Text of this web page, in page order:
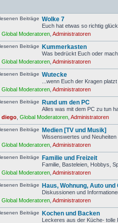
Wolke 7
Euch hat etwas so richtig
Global Moderatoren ,Administratoren
Kummerkasten
Was bedrückt Euch oder
Global Moderatoren ,Administratoren
Wutecke
...wenn Euch der Kragen platzt
Global Moderatoren ,Administratoren
Rund um den PC
Alles was mit dem PC zu tun
diego ,Global Moderatoren ,Administratoren
Medien [TV und Musik]
Wissenswertes und
Global Moderatoren ,Administratoren
Familie und Freizeit
Familie, Basteleien, Hobbys,
Global Moderatoren ,Administratoren
Haus, Wohnung, Auto und
Diskussionen und
Global Moderatoren ,Administratoren
Kochen und Backen
Leckeres aus der Küche-